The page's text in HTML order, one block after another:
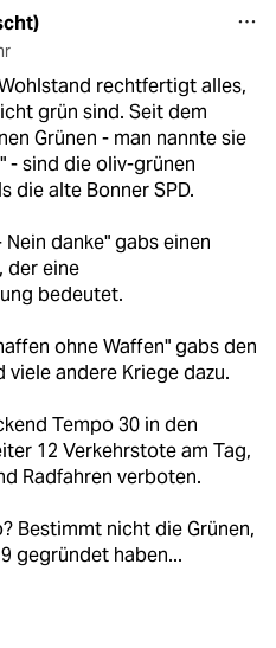
rechtfertigt alles,
grün sind. Seit dem
Grünen - man nannte sie
- sind die oliv-grünen
die alte Bonner SPD.
danke" gabs einen
der eine
bedeutet.
ohne Waffen" gabs den
viele andere Kriege dazu.
Tempo 30 in den
12 Verkehrstote am Tag,
Radfahren verboten.
Bestimmt nicht die Grünen,
gegründet haben...